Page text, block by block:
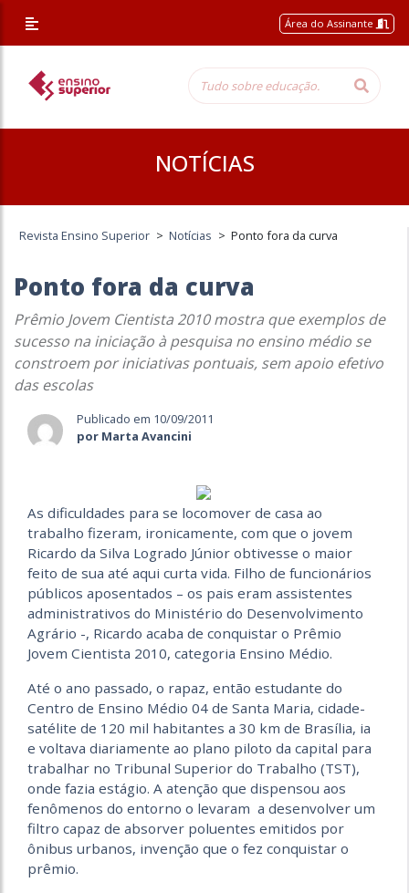
Área do Assinante
NOTÍCIAS
Revista Ensino Superior > Notícias > Ponto fora da curva
Ponto fora da curva
Prêmio Jovem Cientista 2010 mostra que exemplos de
sucesso na iniciação à pesquisa no ensino médio se
constroem por iniciativas pontuais, sem apoio efetivo
das escolas
Publicado em 10/09/2011
por Marta Avancini
As dificuldades para se locomover de casa ao
trabalho fizeram, ironicamente, com que o jovem
Ricardo da Silva Logrado Júnior obtivesse o maior
feito de sua até aqui curta vida. Filho de funcionários
públicos aposentados – os pais eram assistentes
administrativos do Ministério do Desenvolvimento
Agrário -, Ricardo acaba de conquistar o Prêmio
Jovem Cientista 2010, categoria Ensino Médio.
Até o ano passado, o rapaz, então estudante do
Centro de Ensino Médio 04 de Santa Maria, cidade-
satélite de 120 mil habitantes a 30 km de Brasília, ia
e voltava diariamente ao plano piloto da capital para
trabalhar no Tribunal Superior do Trabalho (TST),
onde fazia estágio. A atenção que dispensou aos
fenômenos do entorno o levaram a desenvolver um
filtro capaz de absorver poluentes emitidos por
ônibus urbanos, invenção que o fez conquistar o
prêmio.